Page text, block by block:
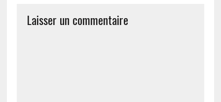
Laisser un commentaire